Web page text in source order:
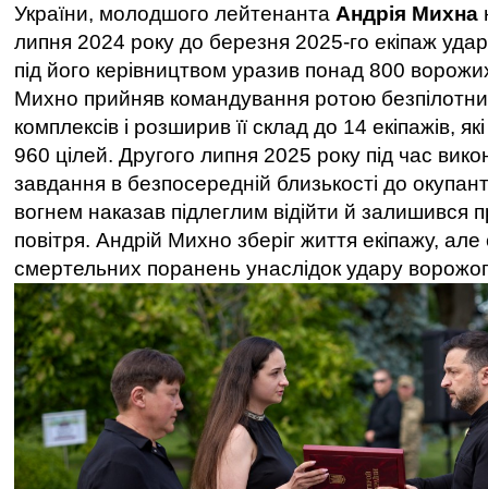
України, молодшого лейтенанта Андрія Михна
липня 2024 року до березня 2025-го екіпаж
під його керівництвом уразив понад 800
Михно прийняв командування ротою
комплексів і розширив її склад до 14 екіпажів,
960 цілей. Другого липня 2025 року під час
завдання в безпосередній близькості до
вогнем наказав підлеглим відійти й залишився
повітря. Андрій Михно зберіг життя екіпажу,
смертельних поранень унаслідок удару